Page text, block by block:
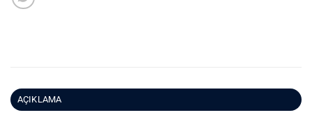
AÇIKLAMA